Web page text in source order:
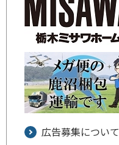
広告募集について